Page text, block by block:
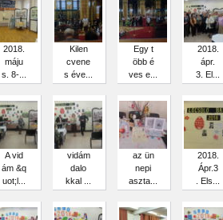
2018.
máju
s. 8-...
Kilen
cvene
s éve...
Egy t
öbb é
ves e...
2018.
ápr.
3. El...
A vid
ám &q
uot;l...
vidám
dalo
kkal ...
az ün
nepi
aszta...
2018.
Ápr.3
. Els...